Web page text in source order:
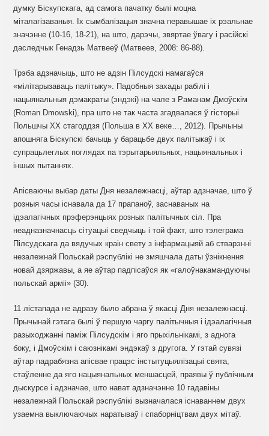
думку Біскупскага, ад самога пачатку былі моцна
міталагізаваныя. Іх сымбалізацыя значна перавышае іх рэальнае
значэнне (10-16, 18-21), на што, дарэчы, звяртае ўвагу і расійскі
даследчык Генадзь Матвееў (Матвеев, 2008: 86-88).
Трэба адзначыць, што не адзін Пілсудскі намагаўся
«мілітарызаваць палітыку». Падобныя захады рабілі і
нацыянальныя дэмакраты (эндэкі) на чале з Раманам Дмоўскім
(Roman Dmowski), пра што не так часта згадвалася ў гісторыі
Польшчы ХХ стагоддзя (Польша в ХХ веке…, 2012). Прычыны
апошняга Біскупскі бачыць у барацьбе двух палітыкаў і іх
супрацьлеглых поглядах па тэрытарыяльных, нацыянальных і
іншых пытаннях.
Апісваючы выбар даты Дня незалежнасці, аўтар адзначае, што ў
розныя часы існавала да 17 прапаноў, заснаваных на
ідэалагічных прэферэнцыях розных палітычных сіл. Пра
неадназначнасць сітуацыі сведчыць і той факт, што тэлеграма
Пілсудскага да вядучых краін свету з інфармацыяй аб стварэнні
незалежнай Польскай рэспублікі не змяшчала даты ўзнікнення
новай дзяржавы, а яе аўтар падпісаўся як «галоўнакамандуючы
польскай арміі» (30).
11 лістапада не адразу было абрана ў якасці Дня незалежнасці.
Прычынай гэтага былі ў першую чаргу палітычныя і ідэалагічныя
разыходжанні паміж Пілсудскім і яго прыхільнікамі, з аднога
боку, і Дмоўскім і саюзнікамі эндэкаў з другога. У гэтай сувязі
аўтар падрабязна апісвае працэс інстытуцыялізацыі свята,
стаўленне да яго нацыянальных меншасцей, праявы ў публічным
дыскурсе і адзначае, што нават адзначэнне 10 гадавіны
незалежнай Польскай рэспублікі вызначалася існаваннем двух
узаемна выключаючых наратываў і спаборніцтвам двух мітаў.